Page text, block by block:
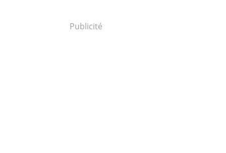
Publicité